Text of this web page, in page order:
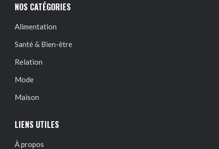
NOS CATÉGORIES
Alimentation
Santé & Bien-être
Relation
Mode
Maison
LIENS UTILES
À propos